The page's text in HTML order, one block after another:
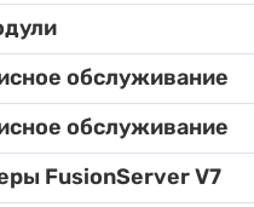
обслуживание
обслуживание
FusionServer V7